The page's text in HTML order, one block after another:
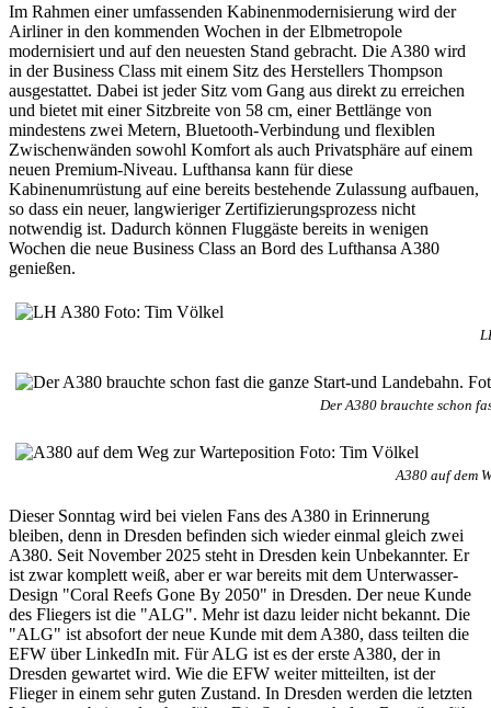
Im Rahmen einer umfassenden Kabinenmodernisierung wird der
Airliner in den kommenden Wochen in der Elbmetropole
modernisiert und auf den neuesten Stand gebracht. Die A380 wird
in der Business Class mit einem Sitz des Herstellers Thompson
ausgestattet. Dabei ist jeder Sitz vom Gang aus direkt zu erreichen
und bietet mit einer Sitzbreite von 58 cm, einer Bettlänge von
mindestens zwei Metern, Bluetooth-Verbindung und flexiblen
Zwischenwänden sowohl Komfort als auch Privatsphäre auf einem
neuen Premium-Niveau. Lufthansa kann für diese
Kabinenumrüstung auf eine bereits bestehende Zulassung aufbauen,
so dass ein neuer, langwieriger Zertifizierungsprozess nicht
notwendig ist. Dadurch können Fluggäste bereits in wenigen
Wochen die neue Business Class an Bord des Lufthansa A380
genießen.
Der A380 brauchte schon
A380 auf dem
Dieser Sonntag wird bei vielen Fans des A380 in Erinnerung
bleiben, denn in Dresden befinden sich wieder einmal gleich zwei
A380. Seit November 2025 steht in Dresden kein Unbekannter. Er
ist zwar komplett weiß, aber er war bereits mit dem Unterwasser-
Design "Coral Reefs Gone By 2050" in Dresden. Der neue Kunde
des Fliegers ist die "ALG". Mehr ist dazu leider nicht bekannt. Die
"ALG" ist absofort der neue Kunde mit dem A380, dass teilten die
EFW über LinkedIn mit. Für ALG ist es der erste A380, der in
Dresden gewartet wird. Wie die EFW weiter mitteilten, ist der
Flieger in einem sehr guten Zustand. In Dresden werden die letzten